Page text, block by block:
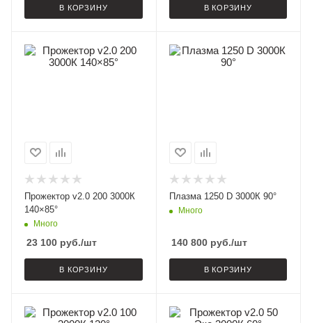
В КОРЗИНУ В КОРЗИНУ
Прожектор v2.0 200 3000К
140×85°
Много
23 100 руб./шт
В КОРЗИНУ
Плазма 1250 D 3000К 90°
Много
140 800руб./шт
В КОРЗИНУ